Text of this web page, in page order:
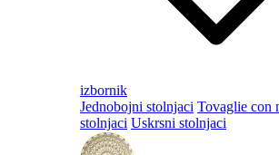
izbornik
Jednobojni stolnjaci Tovaglie con
stolnjaci Uskrsni stolnjaci